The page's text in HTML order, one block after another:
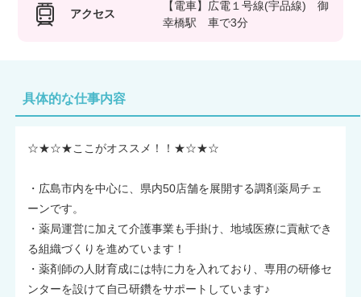
アクセス
【電車】広電１号線(宇品線) 御
幸橋駅 車で3分
具体的な仕事内容
☆★☆★ここがオススメ！！★☆★☆
・広島市内を中心に、県内50店舗を展開する調剤薬局チェ
ーンです。
・薬局運営に加えて介護事業も手掛け、地域医療に貢献でき
る組織づくりを進めています！
・薬剤師の人財育成には特に力を入れており、専用の研修セ
ンターを設けて自己研鑽をサポートしています♪